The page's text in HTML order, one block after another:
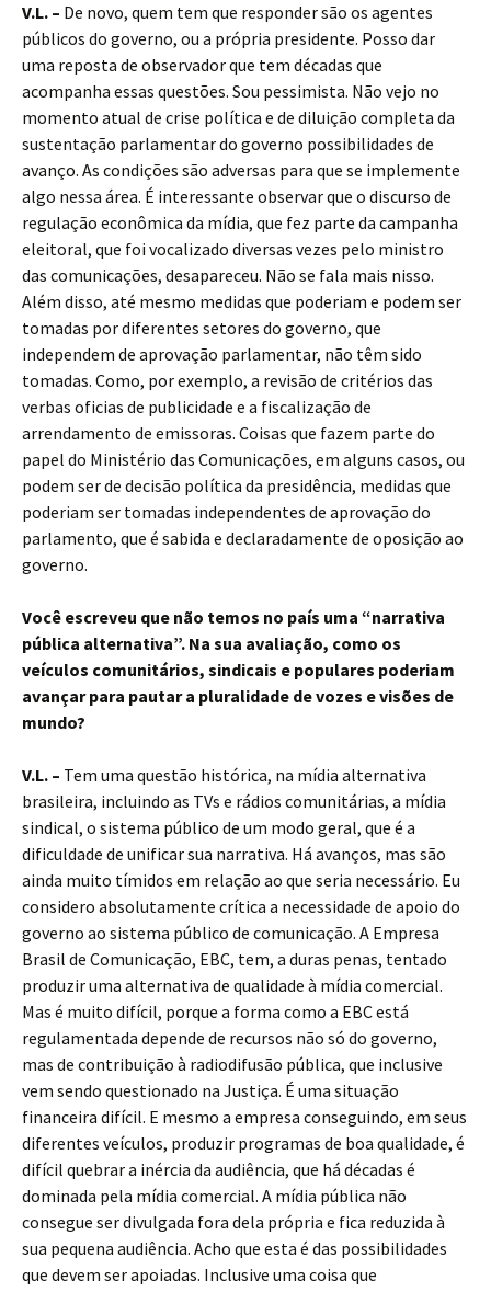
V.L. – De novo, quem tem que responder são os agentes
públicos do governo, ou a própria presidente. Posso dar
uma reposta de observador que tem décadas que
acompanha essas questões. Sou pessimista. Não vejo no
momento atual de crise política e de diluição completa da
sustentação parlamentar do governo possibilidades de
avanço. As condições são adversas para que se implemente
algo nessa área. É interessante observar que o discurso de
regulação econômica da mídia, que fez parte da campanha
eleitoral, que foi vocalizado diversas vezes pelo ministro
das comunicações, desapareceu. Não se fala mais nisso.
Além disso, até mesmo medidas que poderiam e podem ser
tomadas por diferentes setores do governo, que
independem de aprovação parlamentar, não têm sido
tomadas. Como, por exemplo, a revisão de critérios das
verbas oficias de publicidade e a fiscalização de
arrendamento de emissoras. Coisas que fazem parte do
papel do Ministério das Comunicações, em alguns casos, ou
podem ser de decisão política da presidência, medidas que
poderiam ser tomadas independentes de aprovação do
parlamento, que é sabida e declaradamente de oposição ao
governo.
Você escreveu que não temos no país uma “narrativa
pública alternativa”. Na sua avaliação, como os
veículos comunitários, sindicais e populares poderiam
avançar para pautar a pluralidade de vozes e visões de
mundo?
V.L. – Tem uma questão histórica, na mídia alternativa
brasileira, incluindo as TVs e rádios comunitárias, a mídia
sindical, o sistema público de um modo geral, que é a
dificuldade de unificar sua narrativa. Há avanços, mas são
ainda muito tímidos em relação ao que seria necessário. Eu
considero absolutamente crítica a necessidade de apoio do
governo ao sistema público de comunicação. A Empresa
Brasil de Comunicação, EBC, tem, a duras penas, tentado
produzir uma alternativa de qualidade à mídia comercial.
Mas é muito difícil, porque a forma como a EBC está
regulamentada depende de recursos não só do governo,
mas de contribuição à radiodifusão pública, que inclusive
vem sendo questionado na Justiça. É uma situação
financeira difícil. E mesmo a empresa conseguindo, em seus
diferentes veículos, produzir programas de boa qualidade, é
difícil quebrar a inércia da audiência, que há décadas é
dominada pela mídia comercial. A mídia pública não
consegue ser divulgada fora dela própria e fica reduzida à
sua pequena audiência. Acho que esta é das possibilidades
que devem ser apoiadas. Inclusive uma coisa que